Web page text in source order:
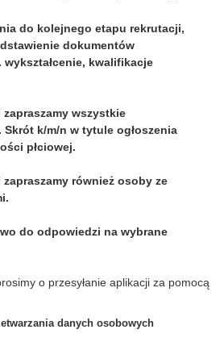
do kolejnego etapu rekrutacji,
dokumentów
kwalifikacje
zapraszamy wszystkie
k/m/n w tytule ogłoszenia
płciowej.
zapraszamy również osoby ze
do odpowiedzi na wybrane
o przesyłanie aplikacji za pomocą
danych osobowych